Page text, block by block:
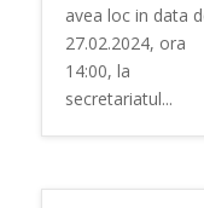
avea loc in data
27.02.2024, ora
14:00, la
secretariatul...